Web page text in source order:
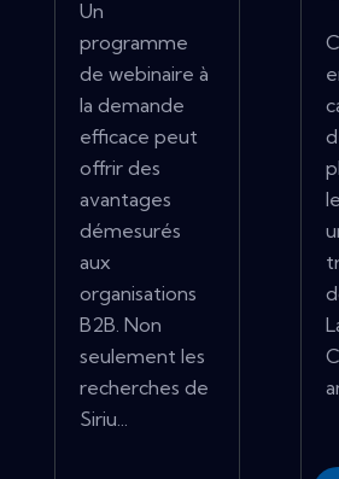
Un
programme
de webinaire à
la demande
efficace peut
offrir des
avantages
démesurés
aux
organisations
B2B. Non
seulement les
recherches de
Siriu...